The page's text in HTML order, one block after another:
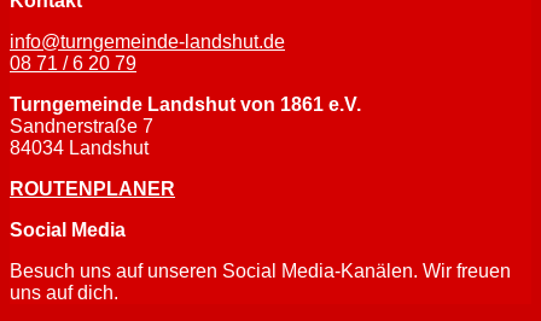
info@turngemeinde-landshut.de
08 71 / 6 20 79
Turngemeinde Landshut von 1861 e.V.
Sandnerstraße 7
84034 Landshut
ROUTENPLANER
Social Media
Besuch uns auf unseren Social Media-Kanälen. Wir freuen
uns auf dich.